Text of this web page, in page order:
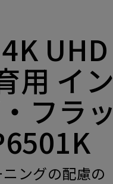
UHD
用 イン
フラッ
ングの配慮の